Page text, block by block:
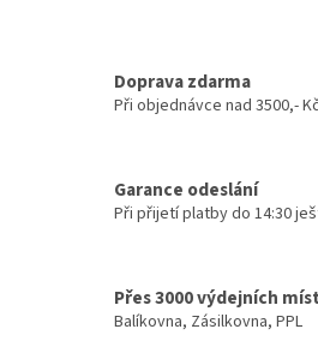
Doprava zdarma
Při objednávce nad 3500,- Kč
Garance odeslání
Při přijetí platby do 14:30
Přes 3000 výdejních
Balíkovna, Zásilkovna, PPL